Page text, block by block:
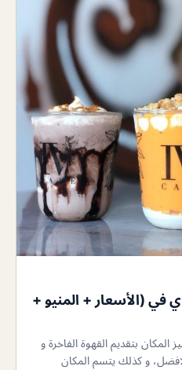
في (الأسعار + المنيو +
بتقديم القهوة الفاخرة و
و كذلك يتسم المكان